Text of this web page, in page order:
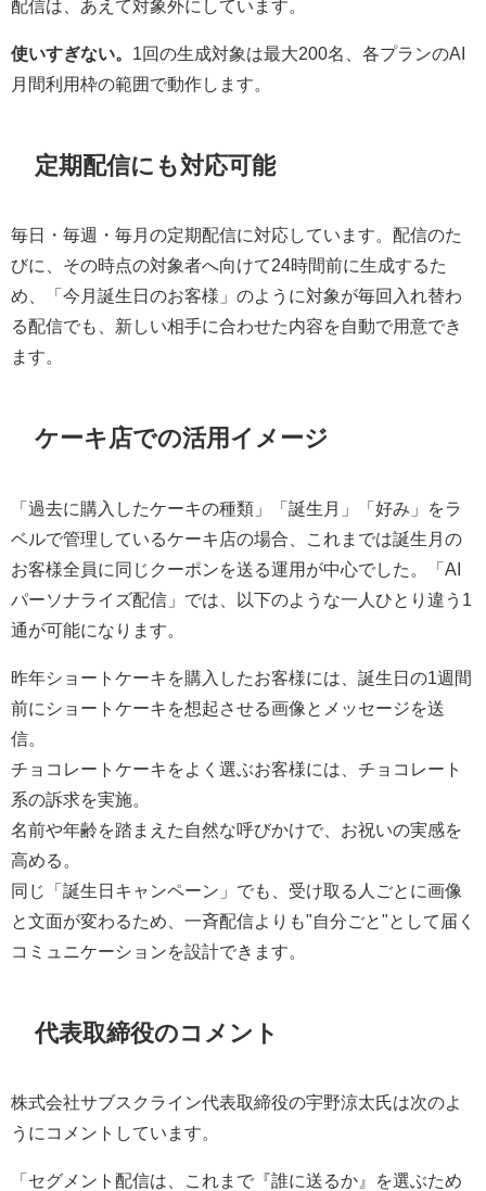
配信は、あえて対象外にしています。
使いすぎない。 1回の生成対象は最大200名、各プランのAI
月間利用枠の範囲で動作します。
定期配信にも対応可能
毎日・毎週・毎月の定期配信に対応しています。配信のた
びに、その時点の対象者へ向けて24時間前に生成するた
め、「今月誕生日のお客様」のように対象が毎回入れ替わ
る配信でも、新しい相手に合わせた内容を自動で用意でき
ます。
ケーキ店での活用イメージ
「過去に購入したケーキの種類」「誕生月」「好み」をラ
ベルで管理しているケーキ店の場合、これまでは誕生月の
お客様全員に同じクーポンを送る運用が中心でした。「AI
パーソナライズ配信」では、以下のような一人ひとり違う1
通が可能になります。
昨年ショートケーキを購入したお客様には、誕生日の1週間
前にショートケーキを想起させる画像とメッセージを送
信。
チョコレートケーキをよく選ぶお客様には、チョコレート
系の訴求を実施。
名前や年齢を踏まえた自然な呼びかけで、お祝いの実感を
高める。
同じ「誕生日キャンペーン」でも、受け取る人ごとに画像
と文面が変わるため、一斉配信よりも"自分ごと"として届く
コミュニケーションを設計できます。
代表取締役のコメント
株式会社サブスクライン代表取締役の宇野涼太氏は次のよ
うにコメントしています。
「セグメント配信は、これまで『誰に送るか』を選ぶため